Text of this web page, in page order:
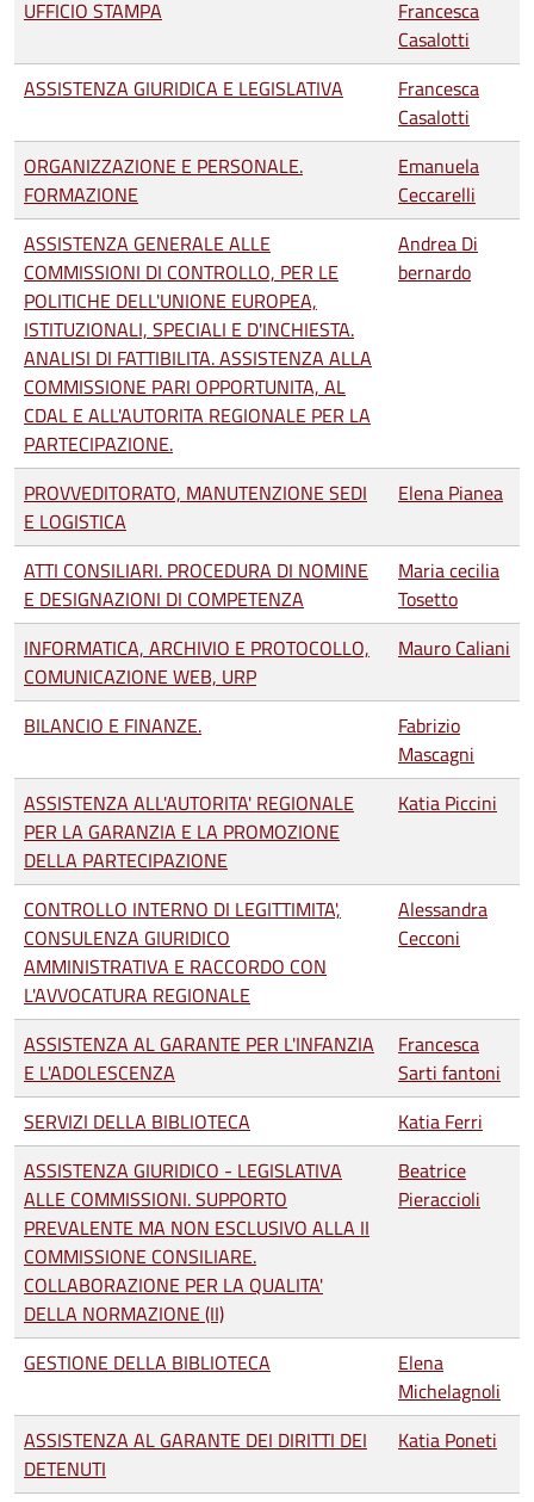
UFFICIO STAMPA
Francesca
Casalotti
ASSISTENZA GIURIDICA E LEGISLATIVA
Francesca
Casalotti
ORGANIZZAZIONE E PERSONALE.
FORMAZIONE
Emanuela
Ceccarelli
ASSISTENZA GENERALE ALLE
COMMISSIONI DI CONTROLLO, PER LE
POLITICHE DELL'UNIONE EUROPEA,
ISTITUZIONALI, SPECIALI E D'INCHIESTA.
ANALISI DI FATTIBILITA. ASSISTENZA ALLA
COMMISSIONE PARI OPPORTUNITA, AL
CDAL E ALL'AUTORITA REGIONALE PER LA
PARTECIPAZIONE.
Andrea Di
bernardo
PROVVEDITORATO, MANUTENZIONE SEDI
E LOGISTICA
Elena Pianea
ATTI CONSILIARI. PROCEDURA DI NOMINE
E DESIGNAZIONI DI COMPETENZA
Maria cecilia
Tosetto
INFORMATICA, ARCHIVIO E PROTOCOLLO,
COMUNICAZIONE WEB, URP
Mauro Caliani
BILANCIO E FINANZE.
Fabrizio
Mascagni
ASSISTENZA ALL'AUTORITA' REGIONALE
PER LA GARANZIA E LA PROMOZIONE
DELLA PARTECIPAZIONE
Katia Piccini
CONTROLLO INTERNO DI LEGITTIMITA',
CONSULENZA GIURIDICO
AMMINISTRATIVA E RACCORDO CON
L'AVVOCATURA REGIONALE
Alessandra
Cecconi
ASSISTENZA AL GARANTE PER L'INFANZIA
E L'ADOLESCENZA
Francesca
Sarti fantoni
SERVIZI DELLA BIBLIOTECA
Katia Ferri
ASSISTENZA GIURIDICO - LEGISLATIVA
ALLE COMMISSIONI. SUPPORTO
PREVALENTE MA NON ESCLUSIVO ALLA II
COMMISSIONE CONSILIARE.
COLLABORAZIONE PER LA QUALITA'
DELLA NORMAZIONE (II)
Beatrice
Pieraccioli
GESTIONE DELLA BIBLIOTECA
Elena
Michelagnoli
ASSISTENZA AL GARANTE DEI DIRITTI DEI
DETENUTI
Katia Poneti